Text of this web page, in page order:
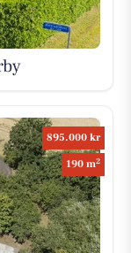
895.000 kr
190 m2